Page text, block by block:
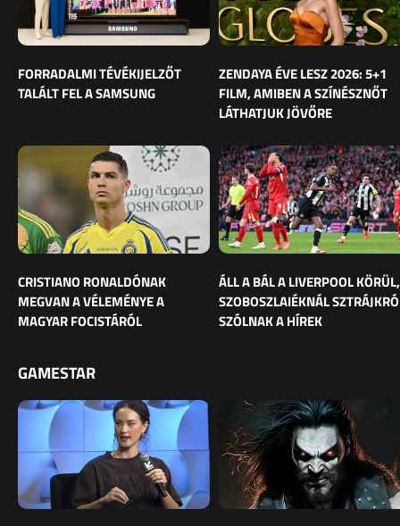
FORRADALMI TÉVÉKIJELZŐT
TALÁLT FEL A SAMSUNG
ZENDAYA ÉVE LESZ 2026: 5+1
FILM, AMIBEN A SZÍNÉSZNŐT
LÁTHATJUK JÖVŐRE
CRISTIANO RONALDÓNAK
MEGVAN A VÉLEMÉNYE A
MAGYAR FOCISTÁRÓL
ÁLL A BÁL A LIVERPOOL KÖRÜL,
SZOBOSZLAIÉKNÁL
SZÓLNAK A HÍREK
GAMESTAR